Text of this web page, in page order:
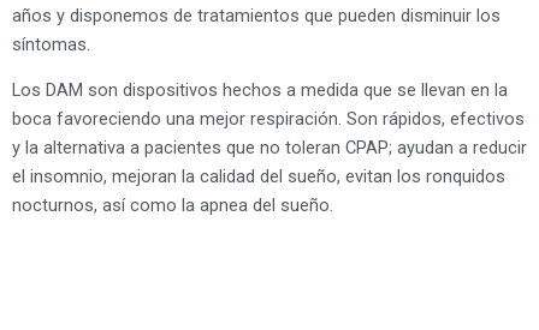
años y disponemos de tratamientos que pueden disminuir los
síntomas.
Los DAM son dispositivos hechos a medida que se llevan en la
boca favoreciendo una mejor respiración. Son rápidos, efectivos
y la alternativa a pacientes que no toleran CPAP; ayudan a reducir
el insomnio, mejoran la calidad del sueño, evitan los ronquidos
nocturnos, así como la apnea del sueño.